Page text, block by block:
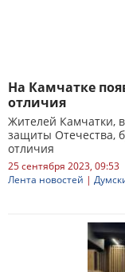
На Камчатке
отличия
Жителей Камчатки,
защиты Отечества,
отличия
25 сентября 2023, 09:53
Лента новостей |